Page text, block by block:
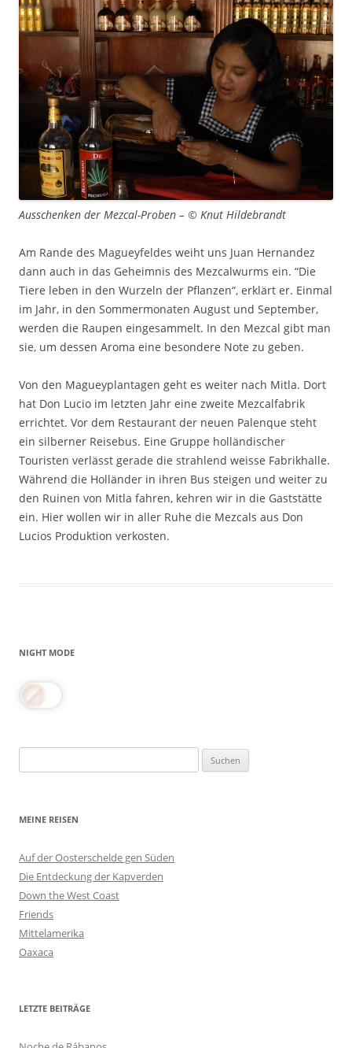
Ausschenken der Mezcal-Proben – © Knut Hildebrandt
Am Rande des Magueyfeldes weiht uns Juan Hernandez
dann auch in das Geheimnis des Mezcalwurms ein. “Die
Tiere leben in den Wurzeln der Pflanzen“, erklärt er. Einmal
im Jahr, in den Sommermonaten August und September,
werden die Raupen eingesammelt. In den Mezcal gibt man
sie, um dessen Aroma eine besondere Note zu geben.
Von den Magueyplantagen geht es weiter nach Mitla. Dort
hat Don Lucio im letzten Jahr eine zweite Mezcalfabrik
errichtet. Vor dem Restaurant der neuen Palenque steht
ein silberner Reisebus. Eine Gruppe holländischer
Touristen verlässt gerade die strahlend weisse Fabrikhalle.
Während die Holländer in ihren Bus steigen und weiter zu
den Ruinen von Mitla fahren, kehren wir in die Gaststätte
ein. Hier wollen wir in aller Ruhe die Mezcals aus Don
Lucios Produktion verkosten.
NIGHT MODE
nach:
MEINE REISEN
Auf der Oosterschelde gen Süden
Die Entdeckung der Kapverden
Down the West Coast
Friends
Mittelamerika
Oaxaca
LETZTE BEITRÄGE